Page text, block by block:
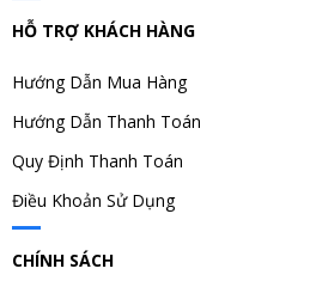
HỖ TRỢ KHÁCH HÀNG
Hướng Dẫn Mua Hàng
Hướng Dẫn Thanh Toán
Quy Định Thanh Toán
Điều Khoản Sử Dụng
CHÍNH SÁCH